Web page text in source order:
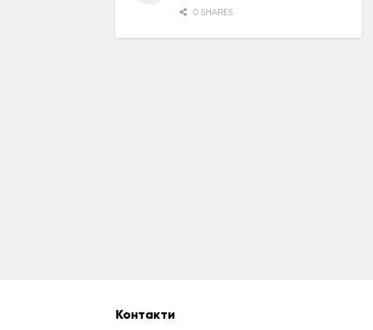
0 SHARES
Контакти